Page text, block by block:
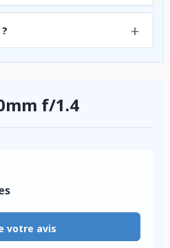
f/1.4
votre avis